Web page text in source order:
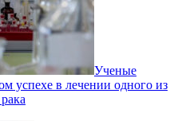
Ученые
успехе в лечении одного из